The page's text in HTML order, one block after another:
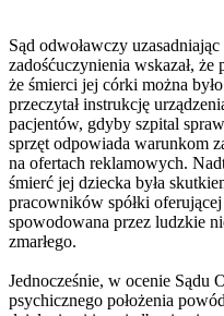
Sąd odwoławczy
zadośćuczynienia wskazał,
że śmierci jej córki można
przeczytał instrukcję
pacjentów, gdyby szpital
sprzęt odpowiada warunkom
na ofertach reklamowych.
śmierć jej dziecka była
pracowników spółki
spowodowana przez ludzkie
zmarłego.
Jednocześnie, w ocenie Sądu
psychicznego położenia